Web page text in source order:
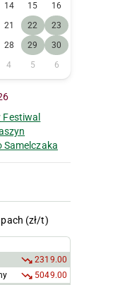
14 15
16
21 22
23
28 29
30
4 5 6
Samelczaka
(zł/t)
2319.00
5049.00